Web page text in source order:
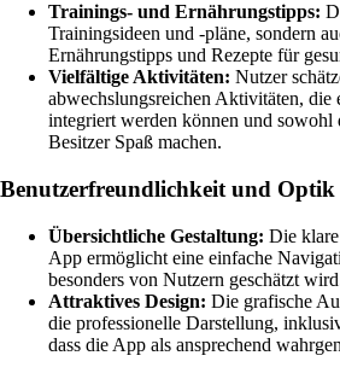
Trainings- und Ernährungstipps:
Trainingsideen und -pläne, sondern
Ernährungstipps und Rezepte für
Vielfältige Aktivitäten: Nutzer
abwechslungsreichen Aktivitäten, die
integriert werden können und sowohl
Besitzer Spaß machen.
Benutzerfreundlichkeit und Optik
Übersichtliche Gestaltung: Die
App ermöglicht eine einfache
besonders von Nutzern geschätzt
Attraktives Design: Die grafische
die professionelle Darstellung,
dass die App als ansprechend